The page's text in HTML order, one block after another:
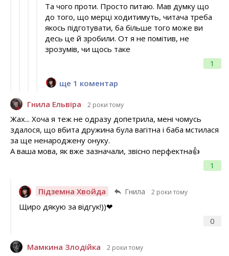
1
Та чого проти. Просто питаю. Мав думку що
до того, що мерці ходитимуть, читача треба
якось підготувати, ба більше того може ви
десь це й зробили. От я не помітив, не
зрозумів, чи щось таке
ще 1 коментар
Гнила Ельвіра 2 роки тому
1
Жах... Хоча я теж не одразу допетрила, мені чомусь
здалося, що вбита дружина була вагітна і баба мстилася
за ще ненароджену онуку.
А ваша мова, як вже зазначали, звісно перфектна👍
Підземна Хвойда Гнила 2 роки тому
0
Щиро дякую за відгук!))❤
Мамкина Злодійка 2 роки тому